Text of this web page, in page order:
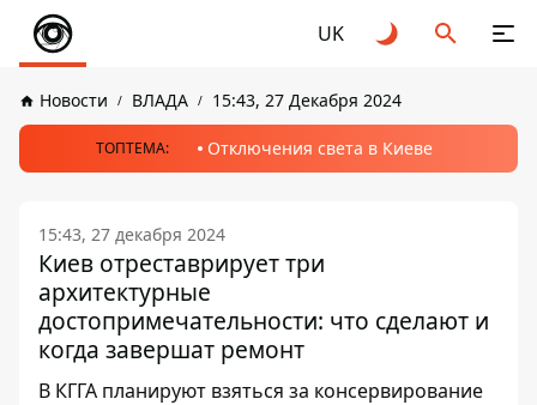
UK
Новости ВЛАДА 15:43, 27 Декабря 2024
ТОПТЕМА: Отключения света в Киеве
15:43, 27 декабря 2024
Киев отреставрирует три
архитектурные
достопримечательности: что сделают и
когда завершат ремонт
В КГГА планируют взяться за консервирование